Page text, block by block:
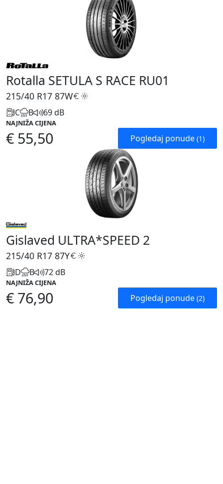
Rotalla SETULA S RACE RU01
215/40 R17 87W
C B 69 dB
NAJNIŽA CIJENA
€ 55,50 Pogledaj ponude (1)
Gislaved ULTRA*SPEED 2
215/40 R17 87Y
D B 72 dB
NAJNIŽA CIJENA
€ 76,90 Pogledaj ponude (2)